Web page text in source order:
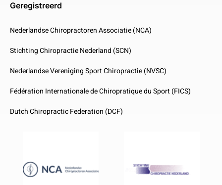
Geregistreerd
Nederlandse Chiropractoren Associatie (NCA)
Stichting Chiropractie Nederland (SCN)
Nederlandse Vereniging Sport Chiropractie (NVSC)
Fédération Internationale de Chiropratique du Sport (FICS)
Dutch Chiropractic Federation (DCF)